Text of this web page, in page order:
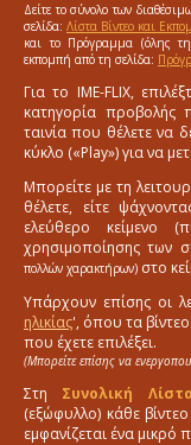
Δείτε το σύνολο των
σελίδα: Λίστα Βίντεο και
και το Πρόγραμμα (όλης
εκπομπή από τη σελίδα:
Για το IME-FLIX,
κατηγορία προβολής
ταινία που θέλετε να
κύκλο («Play») για να
Μπορείτε με τη
θέλετε, είτε
ελεύθερο κείμενο
χρησιμοποίησης των
πολλών χαρακτήρων) στο
Υπάρχουν επίσης οι
ηλικίας', όπου τα
που έχετε επιλέξει.
(Μπορείτε επίσης να
Στη Συνολική
(εξώφυλλο) κάθε
εμφανίζεται ένα μικρό